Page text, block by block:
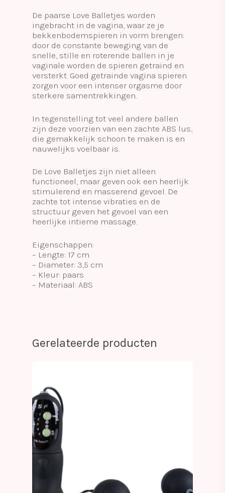
De paarse Love Balletjes worden
ingebracht in de vagina, waar ze je
bekkenbodemspieren in vorm brengen:
door de constante beweging van de
snelle, stille en roterende ballen in je
vaginale worden de spieren getraind en
versterkt. Goed getrainde vagina spieren
zorgen voor een intenser orgasme door
sterkere samentrekkingen.
In tegenstelling tot veel andere ballen
zijn deze voorzien van een zachte ABS lus,
die gemakkelijk schoon te maken is en
nauwelijks voelbaar is.
De Love Balletjes zijn niet alleen
functioneel, maar geven ook een heerlijk
stimulerend en masserend gevoel. De
zachte tot intense vibraties en de
structuur geven het gevoel van een
heerlijke intieme massage.
Eigenschappen:
– Lengte: 17 cm
– Diameter: 3,5 cm
– Kleur: paars
– Materiaal: ABS
Gerelateerde producten